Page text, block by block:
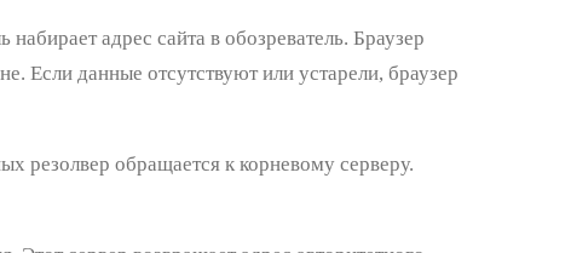
адрес сайта в обозреватель. Браузер
Если данные отсутствуют или устарели, браузер
резолвер обращается к корневому серверу.